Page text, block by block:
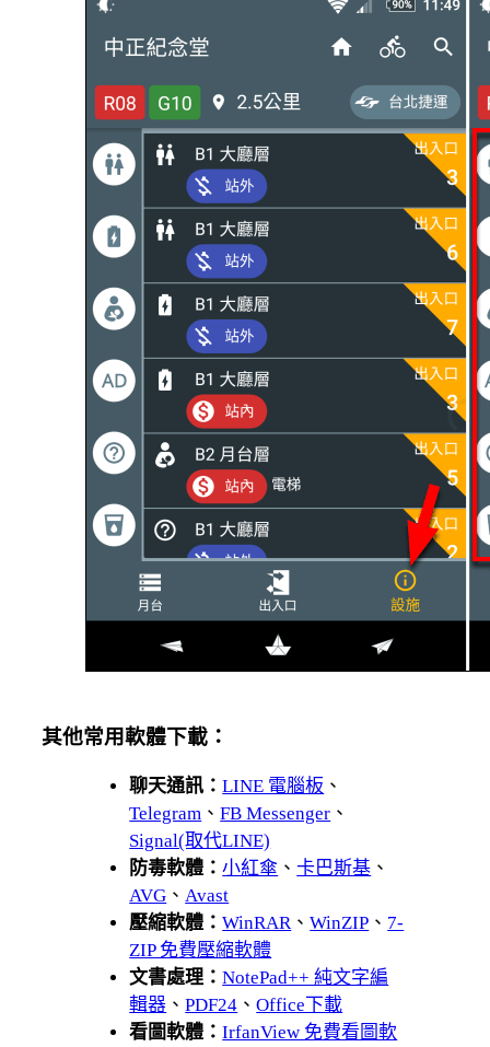
其他常用軟體下載：
聊天通訊：LINE 電腦板 、
Telegram 、FB Messenger 、
Signal(取代LINE)
防毒軟體：小紅傘 、卡巴斯基 、
AVG 、 Avast
壓縮軟體：WinRAR 、WinZIP 、 7-
ZIP 免費壓縮軟體
文書處理：NotePad++ 純文字編
輯器 、PDF24 、Office下載
看圖軟體：IrfanView 免費看圖軟